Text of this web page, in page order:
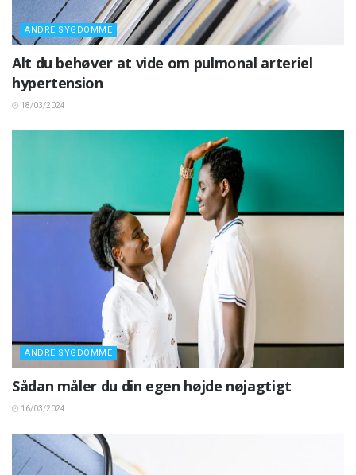
ANDRE SYGDOMME
Alt du behøver at vide om pulmonal arteriel
hypertension
18/03/2024
ANDRE SYGDOMME
Sådan måler du din egen højde nøjagtigt
16/03/2024